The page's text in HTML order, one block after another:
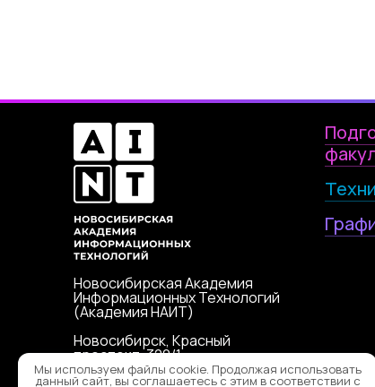
Новосибирская Академия
Информационных Технологий
(Академия НАИТ)
Новосибирск, Красный
проспект, 320/1
Мы используем файлы cookie. Продолжая использовать
данный сайт, вы соглашаетесь с этим в соответствии с